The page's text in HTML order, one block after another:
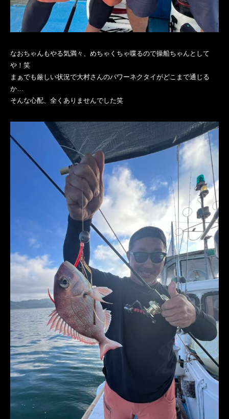
なおちゃんもやる気満々、めちゃくちゃ喋るので操船ちゃんとして
や！笑
まぁでも厳しい状況で大村さんのパワーネクタイがどこまで通じる
か…
そんな心配、全くありませんでした笑